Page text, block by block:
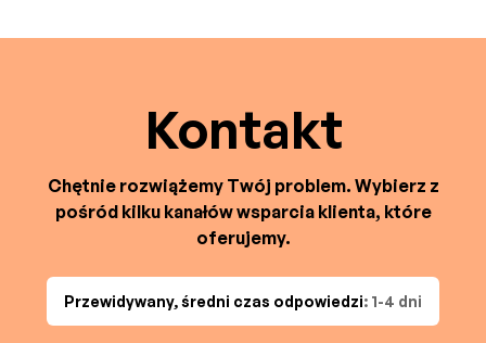
Kontakt
Chętnie rozwiążemy Twój problem. Wybierz z
pośród kilku kanałów wsparcia klienta, które
oferujemy.
Przewidywany, średni czas odpowiedzi: 1-4 dni